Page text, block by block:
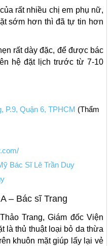
rất nhiều chị em phụ nữ,
sớm hơn thì đã tự tin hơn
rất dày đặc, để được bác
hệ đặt lịch trước từ 7-10
P.9, Quận 6, TPHCM (Thẩm
Bác Sĩ Lê Trần Duy
– Bác sĩ Trang
Trang, Giám đốc Viện
là thủ thuật loại bỏ da thừa
khuôn mặt giúp lấy lại vẻ